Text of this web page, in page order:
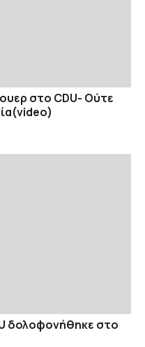
στο CDU- Oύτε
δολοφονήθηκε στο